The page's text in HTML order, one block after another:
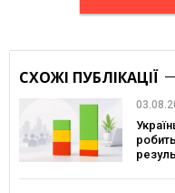
СХОЖІ ПУБЛІКАЦІЇ